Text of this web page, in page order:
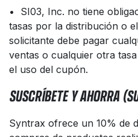
• SI03, Inc. no tiene
tasas por la distribución o
solicitante debe pagar
ventas o cualquier otra
el uso del cupón.
SUSCRÍBETE Y AHORRA
Syntrax ofrece un 10% de